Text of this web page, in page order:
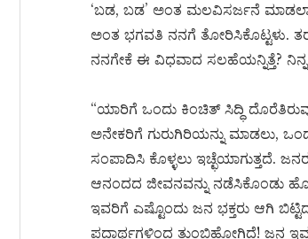
‘ಬಡ, ಬಡ’ ಅಂತ ಮಲವಿಸರ್ಜನೆ
ಅಂತ ಭಗವತಿ ನನಗೆ ತೋರಿಸಿಕೊಟ್ಟಳು.
ನನಗೇಕೆ ಈ ವಿಧವಾದ ಸಲಹೆಯನ್ನಿತ್ತೆ?
“ಯಾರಿಗೆ ಒಂದು ಕಿಂಚಿತ್ ಸಿದ್ಧಿ
ಅನೇಕರಿಗೆ ಗುರುಗಿರಿಯನ್ನು ಮಾಡಲು,
ಸಂಪಾದಿಸಿ ಕೊಳ್ಳಲು ಇಚ್ಛೆಯಾಗುತ್ತದೆ.
ಆನಂದದ ಜೀವನವನ್ನು ನಡೆಸಿಕೊಂಡು
ಇವರಿಗೆ ಎಷ್ಟೊಂದು ಜನ ಭಕ್ತರು ಆಗಿ
ಪದಾರ್ಥಗಳಿಂದ ತುಂಬಿಹೋಗಿದೆ! ಜನ